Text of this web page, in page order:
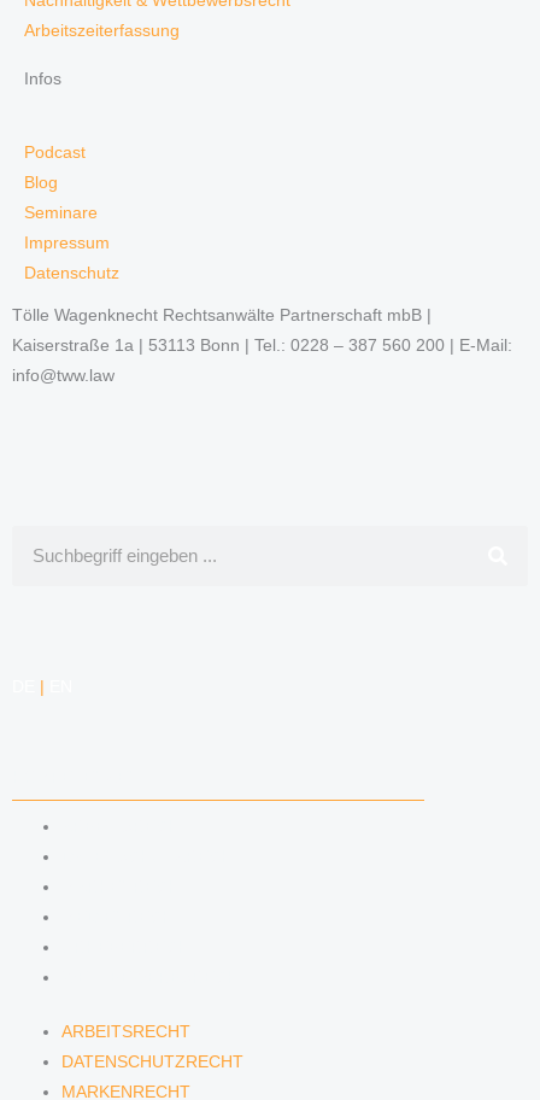
Arbeitszeiterfassung
Infos
Podcast
Blog
Seminare
Impressum
Datenschutz
Tölle Wagenknecht Rechtsanwälte Partnerschaft mbB |
Kaiserstraße 1a | 53113 Bonn | Tel.: 0228 – 387 560 200 | E-Mail:
info@tww.law
|
ARBEITSRECHT
DATENSCHUTZRECHT
MARKENRECHT